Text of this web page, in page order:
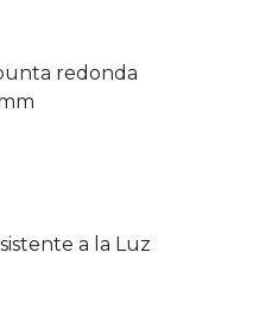
redonda
a la Luz